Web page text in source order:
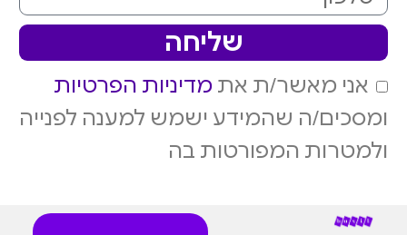
אני מאשר/ת את מדיניות הפרטיות
ומסכים/ה שהמידע ישמש למענה לפנייה
ולמטרות המפורטות בה
שליחה